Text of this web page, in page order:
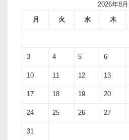
2026年8月
月
火 水 木
3 4 5 6
10 11 12 13
17 18 19 20
24 25 26 27
31